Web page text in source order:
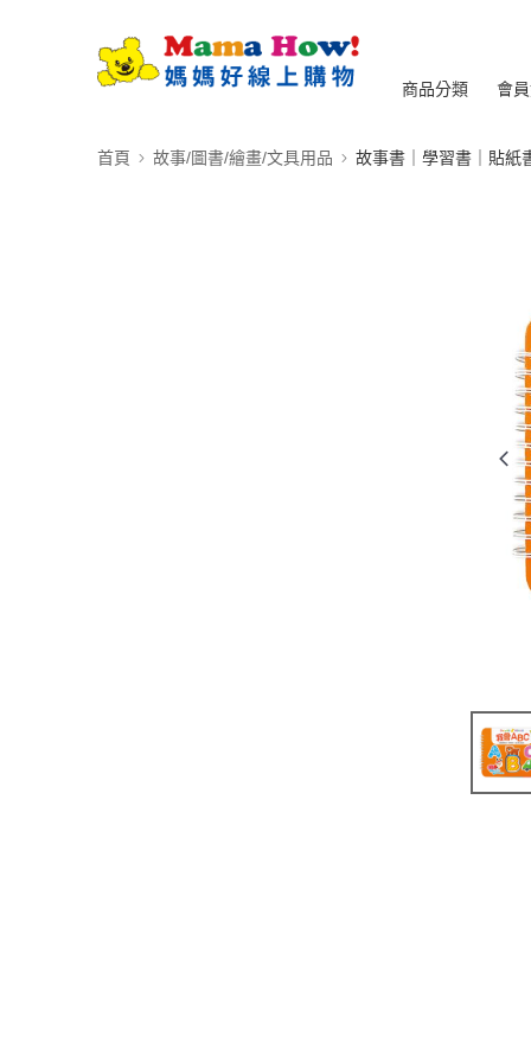
商品分類 會
首頁 故事/圖書/繪畫/文具用品 故事書｜學習書｜貼紙